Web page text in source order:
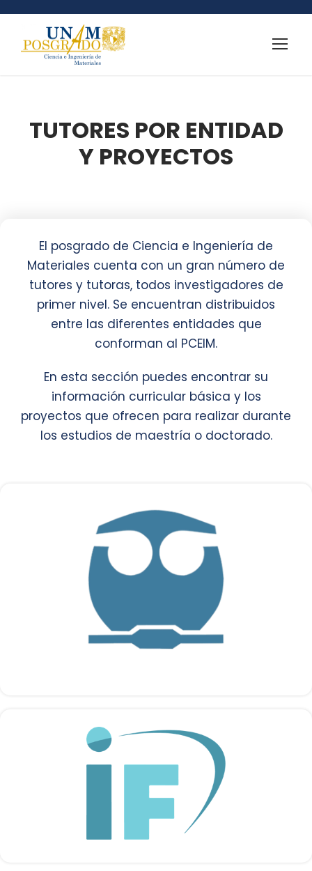
TUTORES POR ENTIDAD
Y PROYECTOS
El posgrado de Ciencia e Ingeniería de
Materiales cuenta con un gran número de
tutores y tutoras, todos investigadores de
primer nivel. Se encuentran distribuidos
entre las diferentes entidades que
conforman al PCEIM.
En esta sección puedes encontrar su
información curricular básica y los
proyectos que ofrecen para realizar durante
los estudios de maestría o doctorado.